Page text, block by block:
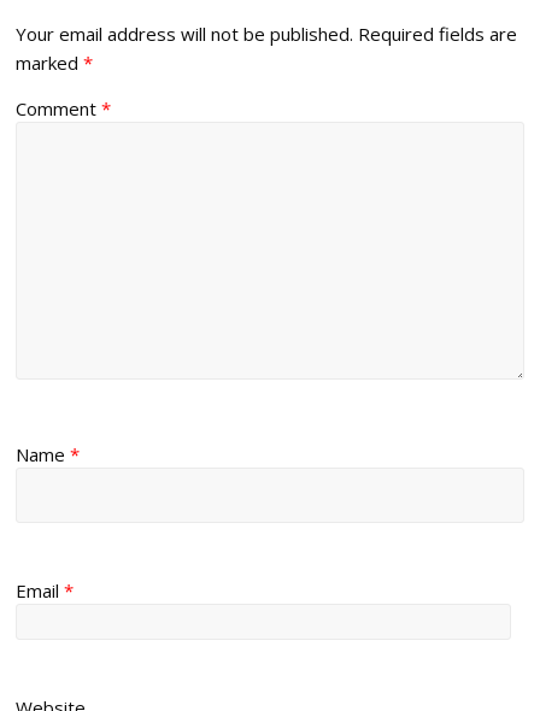
Your email address will not be published. Required fields are
marked*
Comment*
Name*
Email*